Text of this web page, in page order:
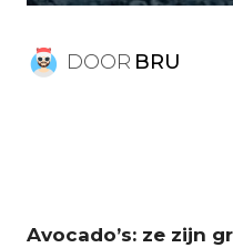
DOOR BRU
Avocado’s: ze zijn